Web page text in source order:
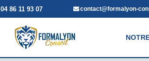
04 86 11 93 07 contact@formalyon-